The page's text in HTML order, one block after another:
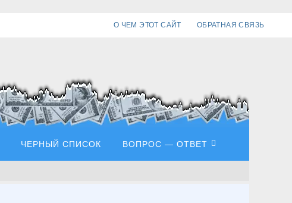
О ЧЕМ ЭТОТ САЙТ ОБРАТНАЯ СВЯЗЬ
ЧЕРНЫЙ СПИСОК ВОПРОС — ОТВЕТ